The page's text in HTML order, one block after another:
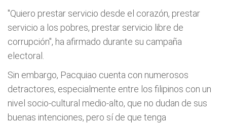
"Quiero prestar servicio desde el corazón, prestar
servicio a los pobres, prestar servicio libre de
corrupción", ha afirmado durante su campaña
electoral.
Sin embargo, Pacquiao cuenta con numerosos
detractores, especialmente entre los filipinos con un
nivel socio-cultural medio-alto, que no dudan de sus
buenas intenciones, pero sí de que tenga